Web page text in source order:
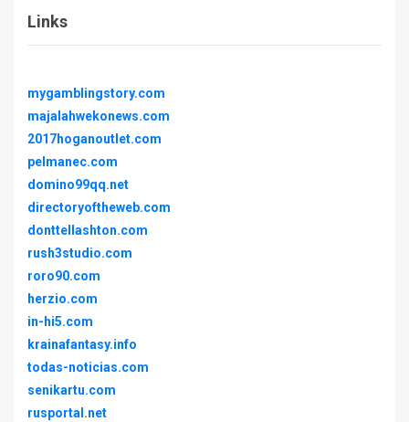
Links
mygamblingstory.com
majalahwekonews.com
2017hoganoutlet.com
pelmanec.com
domino99qq.net
directoryoftheweb.com
donttellashton.com
rush3studio.com
roro90.com
herzio.com
in-hi5.com
krainafantasy.info
todas-noticias.com
senikartu.com
rusportal.net